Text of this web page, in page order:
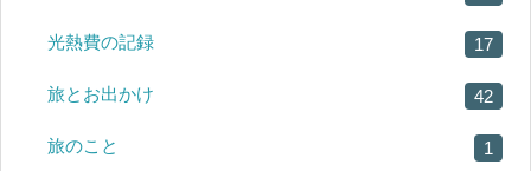
光熱費の記録 17
旅とお出かけ 42
旅のこと 1